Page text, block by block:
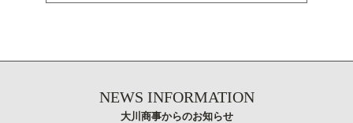
NEWS INFORMATION
大川商事からのお知らせ